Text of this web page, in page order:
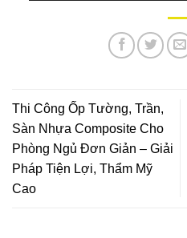
Thi Công Ốp Tường, Trần,
Sàn Nhựa Composite Cho
Phòng Ngủ Đơn Giản – Giải
Pháp Tiện Lợi, Thẩm Mỹ
Cao